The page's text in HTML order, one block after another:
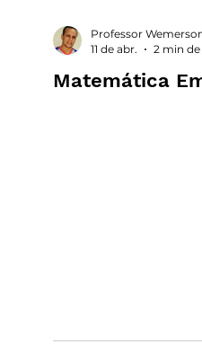
Matemática
Professor
11 de abr.
2 min